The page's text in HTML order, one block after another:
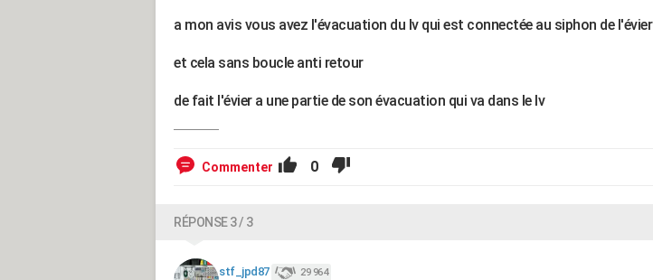
a mon avis vous avez l'évacuation du lv qui est connectée au siphon de l'évier
et cela sans boucle anti retour
de fait l'évier a une partie de son évacuation qui va dans le lv
Commenter 0
RÉPONSE 3 / 3
stf_jpd87 29 964